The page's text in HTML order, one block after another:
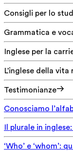
Consigli per lo
Grammatica e
Inglese per la
L'inglese della vita
Testimonianze
Conosciamo
Il plurale in
‘Who’ e ‘whom’: